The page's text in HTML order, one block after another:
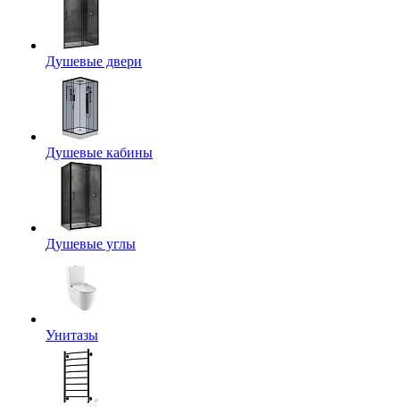
Душевые двери
Душевые кабины
Душевые углы
Унитазы